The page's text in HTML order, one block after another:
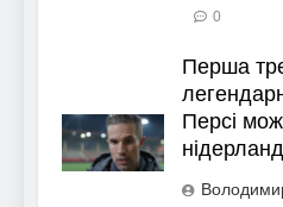
0
Перша
Персі